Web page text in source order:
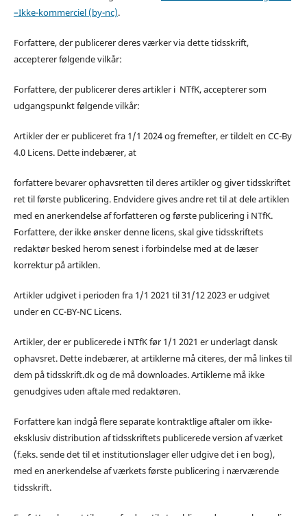
–Ikke-kommerciel (by-nc).
Forfattere, der publicerer deres værker via dette tidsskrift,
accepterer følgende vilkår:
Forfattere, der publicerer deres artikler i NTfK, accepterer som
udgangspunkt følgende vilkår:
Artikler der er publiceret fra 1/1 2024 og fremefter, er tildelt en CC-By
4.0 Licens. Dette indebærer, at
forfattere bevarer ophavsretten til deres artikler og giver tidsskriftet
ret til første publicering. Endvidere gives andre ret til at dele artiklen
med en anerkendelse af forfatteren og første publicering i NTfK.
Forfattere, der ikke ønsker denne licens, skal give tidsskriftets
redaktør besked herom senest i forbindelse med at de læser
korrektur på artiklen.
Artikler udgivet i perioden fra 1/1 2021 til 31/12 2023 er udgivet
under en CC-BY-NC Licens.
Artikler, der er publicerede i NTfK før 1/1 2021 er underlagt dansk
ophavsret. Dette indebærer, at artiklerne må citeres, der må linkes til
dem på tidsskrift.dk og de må downloades. Artiklerne må ikke
genudgives uden aftale med redaktøren.
Forfattere kan indgå flere separate kontraktlige aftaler om ikke-
eksklusiv distribution af tidsskriftets publicerede version af værket
(f.eks. sende det til et institutionslager eller udgive det i en bog),
med en anerkendelse af værkets første publicering i nærværende
tidsskrift.